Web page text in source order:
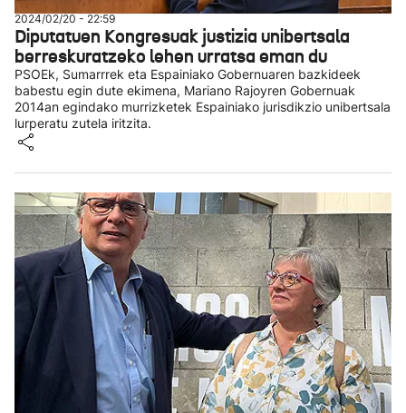
2024/02/20 - 22:59
Diputatuen Kongresuak justizia unibertsala
berreskuratzeko lehen urratsa eman du
PSOEk, Sumarrrek eta Espainiako Gobernuaren bazkideek
babestu egin dute ekimena, Mariano Rajoyren Gobernuak
2014an egindako murrizketek Espainiako jurisdikzio unibertsala
lurperatu zutela iritzita.